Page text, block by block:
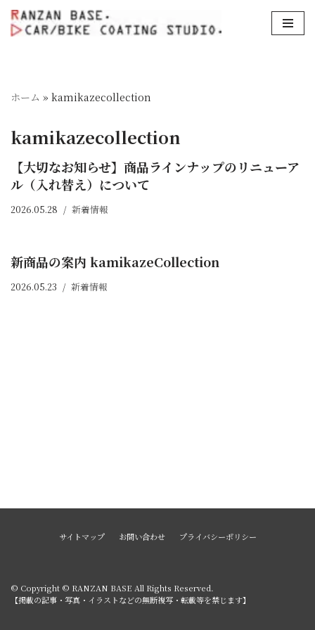
コ
ン
ス
キ
ッ
ホーム » kamikazecollection
kamikazecollection
【大切なお知らせ】商品ラインナップのリニューア
ル（入れ替え）について
2026.05.28 新着情報
新商品の案内 kamikazeCollection
2026.05.23 新着情報
サイトマップ お問い合わせ プライバシーポリシー
© Copyright © RANZAN BASE All Rights Reserved.
【掲載の記事・写真・イラストなどの無断複写・転載等を禁じます】